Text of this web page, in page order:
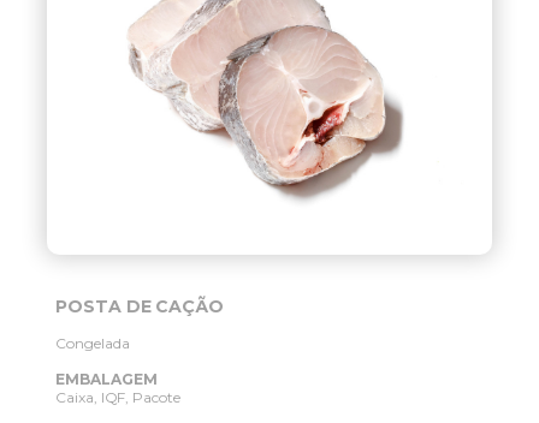
POSTA DE CAÇÃO
Congelada
EMBALAGEM
Caixa, IQF, Pacote